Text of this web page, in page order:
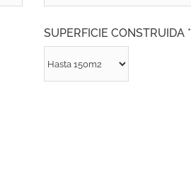
SUPERFICIE CONSTRUIDA *